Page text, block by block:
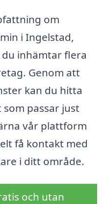
om
i Ingelstad,
inhämtar flera
Genom att
kan du hitta
passar just
vår plattform
få kontakt med
i ditt område.
och utan